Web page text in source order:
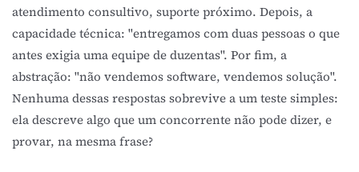
atendimento consultivo, suporte próximo. Depois, a
capacidade técnica: "entregamos com duas pessoas o que
antes exigia uma equipe de duzentas". Por fim, a
abstração: "não vendemos software, vendemos solução".
Nenhuma dessas respostas sobrevive a um teste simples:
ela descreve algo que um concorrente não pode dizer, e
provar, na mesma frase?